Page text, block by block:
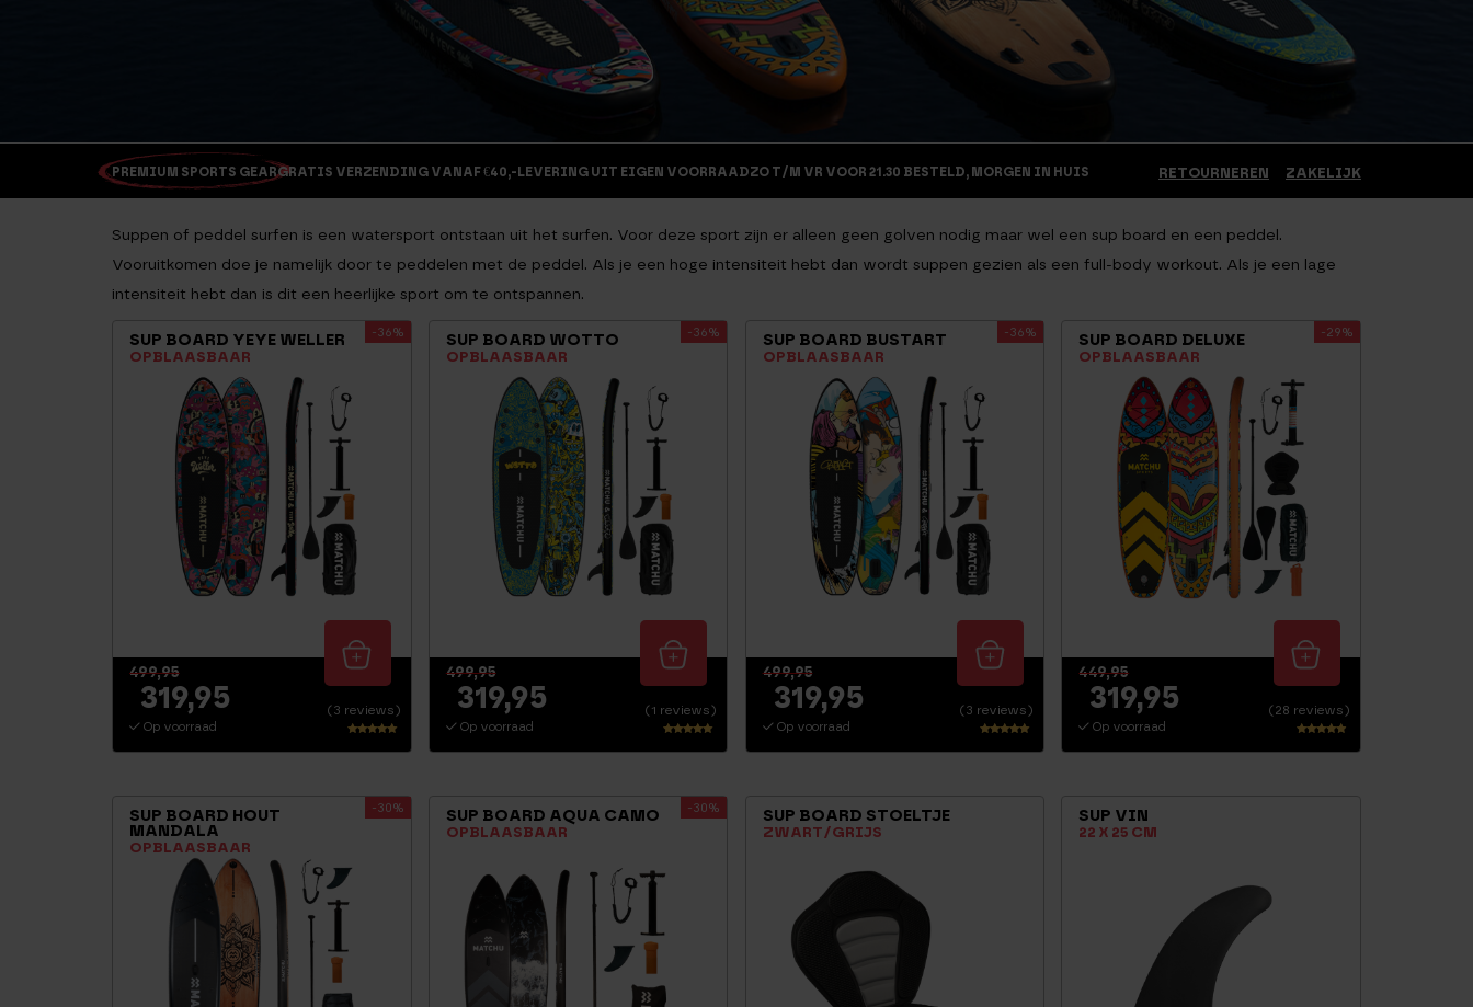
RETOURNEREN ZAKELIJK
PREMIUM SPORTS GEARGRATIS VERZENDING VANAF €40,- LEVERING UIT EIGEN VOORRAADZO T/M VR VOOR 21.30 BESTELD, MORGEN IN HUIS
Suppen of peddel surfen is een watersport ontstaan uit het surfen. Voor deze sport zijn er alleen geen golven nodig maar wel een sup board en een peddel.
Vooruitkomen doe je namelijk door te peddelen met de peddel. Als je een hoge intensiteit hebt dan wordt suppen gezien als een full-body workout. Als je een lage
intensiteit hebt dan is dit een heerlijke sport om te ontspannen.
SUP BOARD YEYE WELLER
OPBLAASBAAR
-36%
uit 5
(3 reviews)
499,95
319,95
Op voorraad
SUP BOARD WOTTO
OPBLAASBAAR
-36%
uit 5
(1 reviews)
499,95
319,95
Op voorraad
SUP BOARD BUSTART
OPBLAASBAAR
-36%
(3 reviews)
499,95
319,95
Op voorraad
SUP BOARD DELUXE
OPBLAASBAAR
-29%
(28 reviews)
449,95
319,95
Op voorraad
SUP BOARD HOUT
MANDALA
OPBLAASBAAR
-30% SUP BOARD AQUA CAMO
OPBLAASBAAR
-30% SUP BOARD STOELTJE
ZWART/GRIJS
SUP VIN
22 X 25 CM